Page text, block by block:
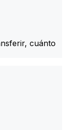
cuánto